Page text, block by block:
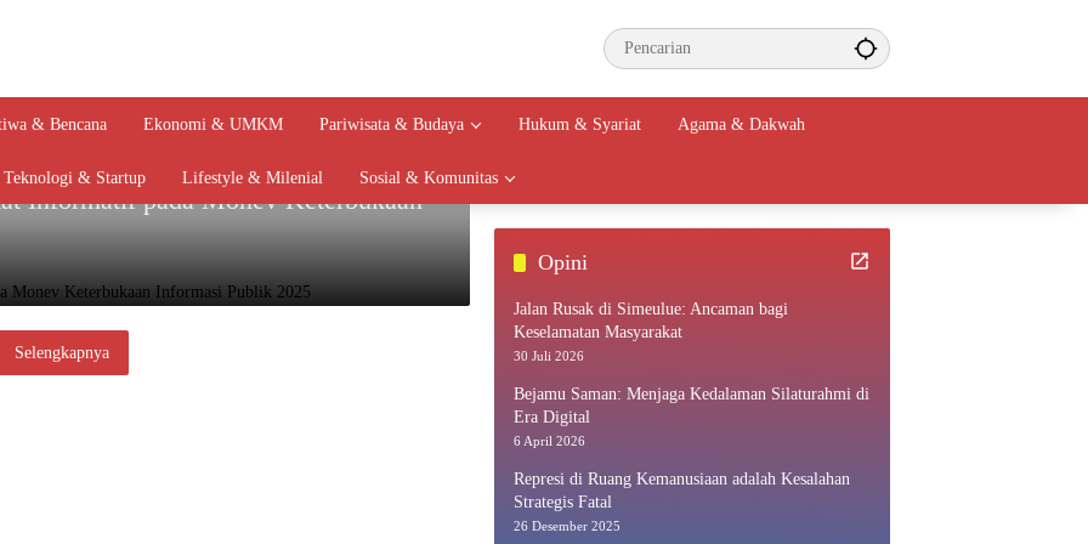
& Bencana Ekonomi & UMKM Pariwisata & Budaya Hukum & Syariat Agama & Dakwah
Teknologi & Startup Lifestyle & Milenial Sosial & Komunitas
Informatif pada Monev Keterbukaan
Selengkapnya
Opini
Jalan Rusak di Simeulue: Ancaman bagi
Keselamatan Masyarakat
30 Juli 2026
Bejamu Saman: Menjaga Kedalaman Silaturahmi di
Era Digital
6 April 2026
Represi di Ruang Kemanusiaan adalah Kesalahan
Strategis Fatal
26 Desember 2025